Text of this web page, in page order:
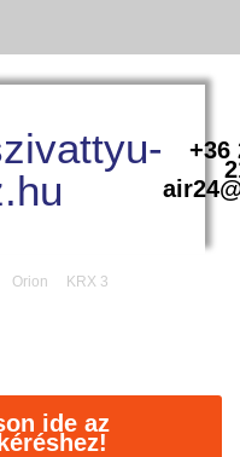
+36
Orion KRX 3
ide az